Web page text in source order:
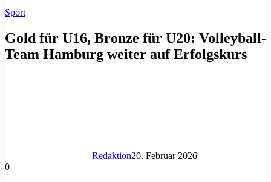
Sport
Gold für U16, Bronze für U20: Volleyball-
Team Hamburg weiter auf Erfolgskurs
Redaktion20. Februar 2026
0